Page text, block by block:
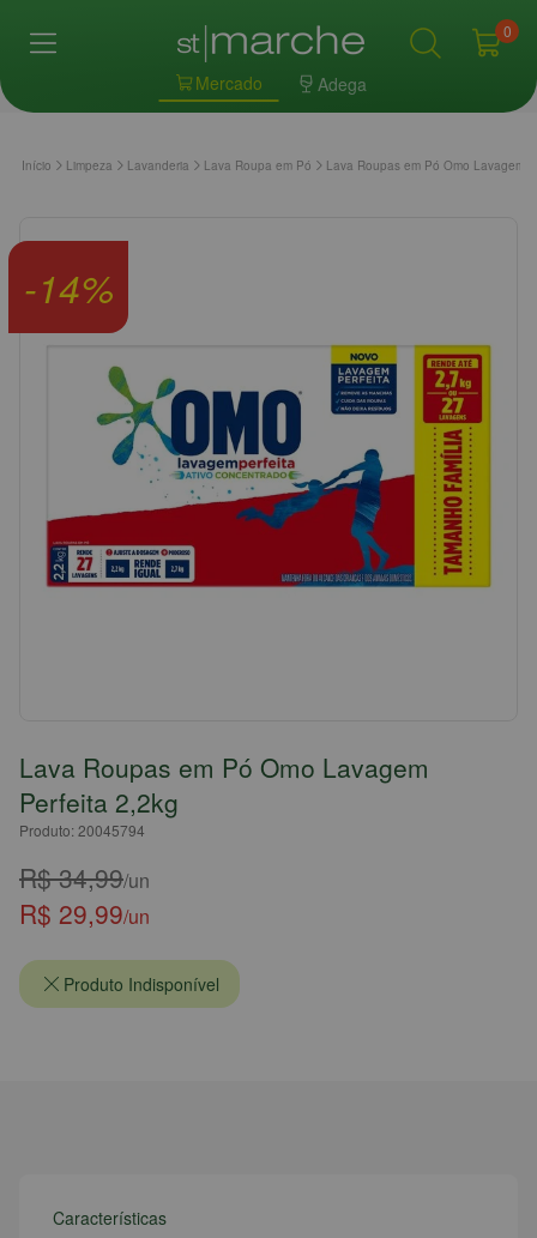
Mercado Adega
0
Início Limpeza Lavanderia Lava Roupa em Pó Lava Roupas em Pó Omo Lavagem
-14%
Lava Roupas em Pó Omo Lavagem
Perfeita 2,2kg
Produto: 20045794
R$ 34,99/un
R$ 29,99/un
Produto Indisponível
Características